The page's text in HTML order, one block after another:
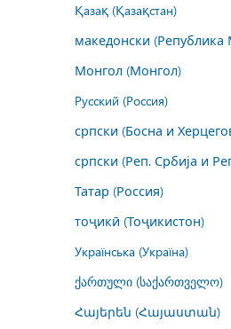
Қазақ (Қазақстан)
македонски (Република
Монгол (Монгол)
Русский (Россия)
српски (Босна и
српски (Реп. Србија и
Татар (Россия)
тоҷикӣ (Тоҷикистон)
Українська (Україна)
ქართული (საქართველო)
Հայերեն (Հայաստան)